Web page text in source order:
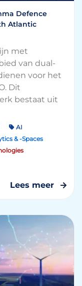
Defence
Atlantic
met
van dual-
voor het
Dit
bestaat uit
AI
& -Spaces
Lees meer